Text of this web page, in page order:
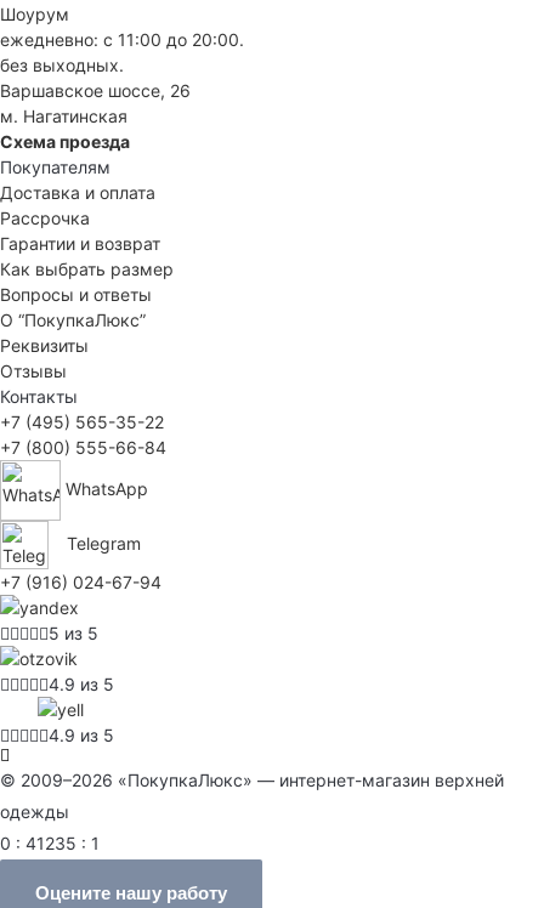
Шоурум
ежедневно: с 11:00 до 20:00.
без выходных.
Варшавское шоссе, 26
м. Нагатинская
Схема проезда
Покупателям
Доставка и оплата
Рассрочка
Гарантии и возврат
Как выбрать размер
Вопросы и ответы
О “ПокупкаЛюкс”
Реквизиты
Отзывы
Контакты
+7 (495) 565-35-22
+7 (800) 555-66-84
WhatsApp
Telegram
+7 (916) 024-67-94
5 из 5
4.9 из 5
4.9 из 5
© 2009–2026 «ПокупкаЛюкс» — интернет-магазин верхней
одежды
0 : 41235 : 1
Оцените нашу работу